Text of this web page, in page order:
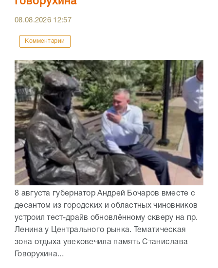
08.08.2026 12:57
Комментарии
8 августа губернатор Андрей Бочаров вместе с
десантом из городских и областных чиновников
устроил тест-драйв обновлённому скверу на пр.
Ленина у Центрального рынка. Тематическая
зона отдыха увековечила память Станислава
Говорухина...